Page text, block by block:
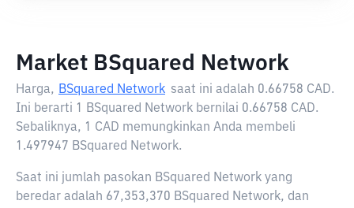
Market BSquared Network
Harga, BSquared Network saat ini adalah 0.66758 CAD.
Ini berarti 1 BSquared Network bernilai 0.66758 CAD.
Sebaliknya, 1 CAD memungkinkan Anda membeli
1.497947 BSquared Network.
Saat ini jumlah pasokan BSquared Network yang
beredar adalah 67,353,370 BSquared Network, dan